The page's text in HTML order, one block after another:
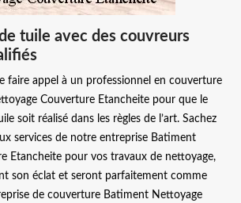
tuile avec des couvreurs
faire appel à un professionnel en couverture
Couverture Etancheite pour que le
soit réalisé dans les règles de l’art. Sachez
services de notre entreprise Batiment
Etancheite pour vos travaux de nettoyage,
son éclat et seront parfaitement comme
de couverture Batiment Nettoyage